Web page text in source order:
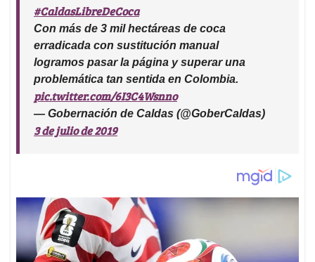
#CaldasLibreDeCoca
Con más de 3 mil hectáreas de coca
erradicada con sustitución manual
logramos pasar la página y superar una
problemática tan sentida en Colombia.
pic.twitter.com/6I3C4Wsnno
— Gobernación de Caldas (@GoberCaldas)
3 de julio de 2019